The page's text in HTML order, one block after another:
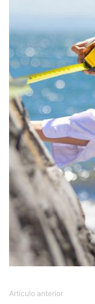
Artículo anterior